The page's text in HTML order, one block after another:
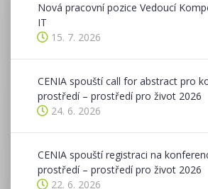
Nová pracovní pozice Vedoucí
IT
15. 7. 2026
CENIA spouští call for abstract pro
prostředí – prostředí pro život 2026
24. 6. 2026
CENIA spouští registraci na
prostředí – prostředí pro život 2026
22. 6. 2026